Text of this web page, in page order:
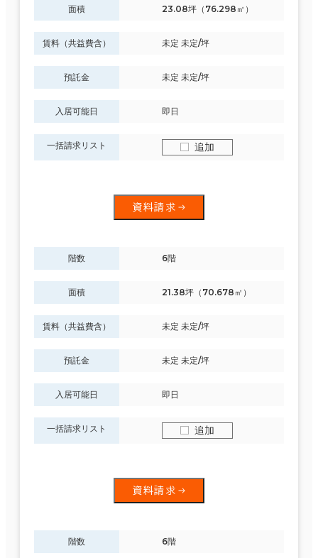
面積 23.08坪（76.298㎡）
賃料（共益費含） 未定 未定/坪
預託金 未定 未定/坪
入居可能日 即日
一括請求リスト 追加
資料請求
階数 6階
面積 21.38坪（70.678㎡）
賃料（共益費含） 未定 未定/坪
預託金 未定 未定/坪
入居可能日 即日
一括請求リスト 追加
資料請求
階数 6階